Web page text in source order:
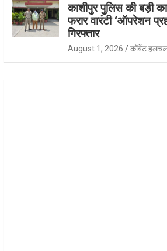
काशीपुर पुलिस की बड़ी
फरार वारंटी ‘ऑपरेशन
गिरफ्तार
August 1, 2026 कॉर्बेट